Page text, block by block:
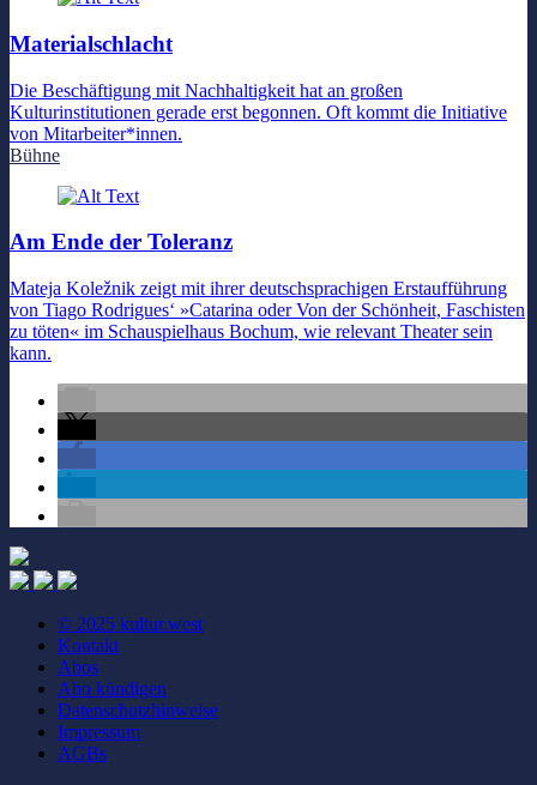
Materialschlacht
Die Beschäftigung mit Nachhaltigkeit hat an großen
Kulturinstitutionen gerade erst begonnen. Oft kommt die Initiative
von Mitarbeiter*innen.
Bühne
Am Ende der Toleranz
Mateja Koležnik zeigt mit ihrer deutschsprachigen Erstaufführung
von Tiago Rodrigues‘ »Catarina oder Von der Schönheit, Faschisten
zu töten« im Schauspielhaus Bochum, wie relevant Theater sein
kann.
© 2025 kultur.west
Kontakt
Abos
Abo kündigen
Datenschutzhinweise
Impressum
AGBs